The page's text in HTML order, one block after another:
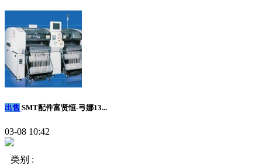
出售 SMT配件富贤恒-弓娜13...
03-08 10:42
类别 :